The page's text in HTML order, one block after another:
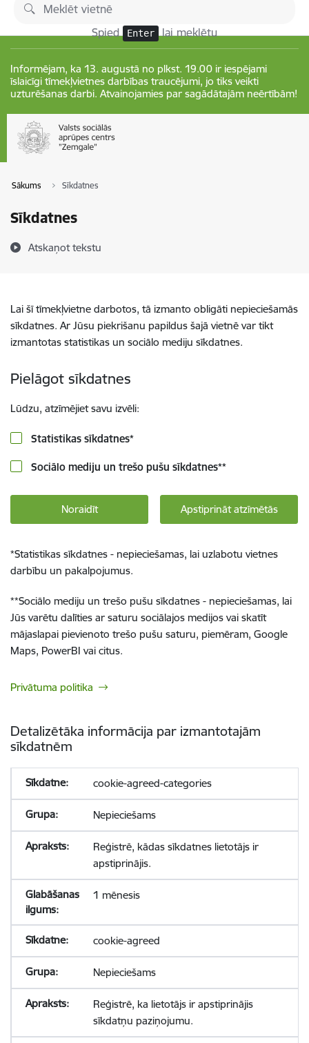
Pāriet uz lapas saturu
Spied Enter lai meklētu
Informējam, ka 13. augustā no plkst. 19.00 ir iespējami
īslaicīgi tīmekļvietnes darbības traucējumi, jo tiks veikti
uzturēšanas darbi. Atvainojamies par sagādātajām neērtībām!
Sākums Sīkdatnes
Sīkdatnes
Atskaņot tekstu
Lai šī tīmekļvietne darbotos, tā izmanto obligāti nepieciešamās
sīkdatnes. Ar Jūsu piekrišanu papildus šajā vietnē var tikt
izmantotas statistikas un sociālo mediju sīkdatnes.
Pielāgot sīkdatnes
Lūdzu, atzīmējiet savu izvēli:
Statistikas sīkdatnes*
Sociālo mediju un trešo pušu sīkdatnes**
Noraidīt Apstiprināt atzīmētās
*Statistikas sīkdatnes - nepieciešamas, lai uzlabotu vietnes
darbību un pakalpojumus.
**Sociālo mediju un trešo pušu sīkdatnes - nepieciešamas, lai
Jūs varētu dalīties ar saturu sociālajos medijos vai skatīt
mājaslapai pievienoto trešo pušu saturu, piemēram, Google
Maps, PowerBI vai citus.
Privātuma politika
Detalizētāka informācija par izmantotajām
sīkdatnēm
cookie-agreed-categories
Nepieciešams
Reģistrē, kādas sīkdatnes lietotājs ir
apstiprinājis.
1 mēnesis
cookie-agreed
Nepieciešams
Reģistrē, ka lietotājs ir apstiprinājis
sīkdatņu paziņojumu.